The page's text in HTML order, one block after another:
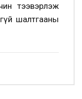
тээвэрлэж
шалтгааны